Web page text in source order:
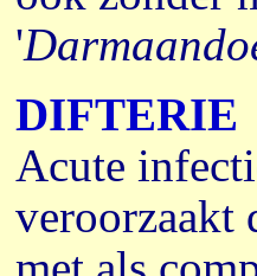
'
DIFTERIE
Acute
veroorzaakt